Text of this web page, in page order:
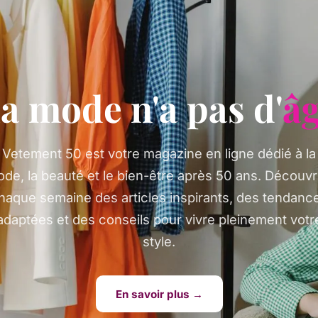
mode n'a pas d'
Vetement 50 est votre magazine en ligne dédié à la
la beauté et le bien-être après 50 ans.
semaine des articles inspirants, des
et des conseils pour vivre pleinement
style.
En savoir plus →